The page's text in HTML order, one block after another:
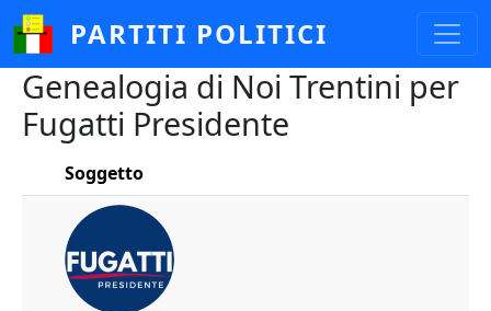
Salta al contenuto principale
PARTITI POLITICI
Genealogia di Noi Trentini per
Fugatti Presidente
Soggetto